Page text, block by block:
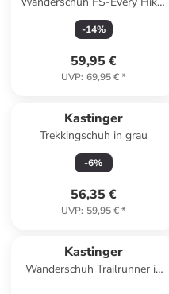
L in Lila
-14%
59,95 €
UVP: 69,95 €*
Kastinger
Trekkingschuh in grau
-6%
56,35 €
UVP: 59,95 €*
Kastinger
Wanderschuh Trailrunner in